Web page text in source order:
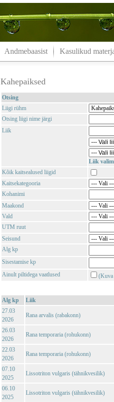
Andmebaasist Kasulikud
Kahepaiksed
Otsing
Liigi rühm
Otsing liigi nime järgi
Liik
Liik
Kõik kaitsealused liigid
Kaitsekategooria
Kohanimi
Maakond
Vald
UTM ruut
Seisund
Alg kp
Sisestamise kp
Ainult piltidega vaatlused
(Kuva
Alg kp
Liik
27.03
2026
Rana arvalis (rabakonn)
26.03
2026
Rana temporaria (rohukonn)
22.03
2026
Rana temporaria (rohukonn)
07.10
2025
Lissotriton vulgaris (tähnikvesilik)
06.10
2025
Lissotriton vulgaris (tähnikvesilik)